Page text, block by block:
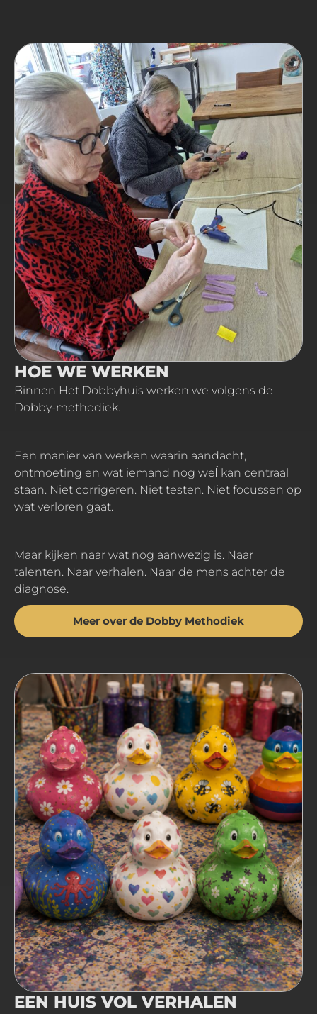
HOE WE WERKEN
Binnen Het Dobbyhuis werken we volgens de
Dobby-methodiek.
Een manier van werken waarin aandacht,
ontmoeting en wat iemand nog weĺ kan centraal
staan. Niet corrigeren. Niet testen. Niet focussen op
wat verloren gaat.
Maar kijken naar wat nog aanwezig is. Naar
talenten. Naar verhalen. Naar de mens achter de
diagnose.
Meer over de Dobby Methodiek
EEN HUIS VOL VERHALEN